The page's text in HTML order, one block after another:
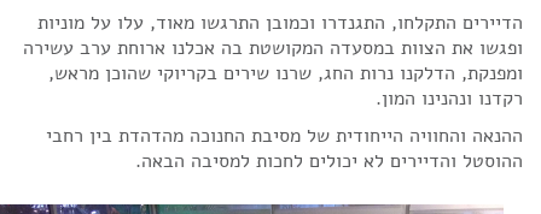
הדיירים התקלחו, התגנדרו וכמובן התרגשו מאוד, עלו על מוניות
ופגשו את הצוות במסעדה המקושטת בה אכלנו ארוחת ערב עשירה
ומפנקת, הדלקנו נרות החג, שרנו שירים בקריוקי שהוכן מראש,
רקדנו ונהנינו המון.
ההנאה והחוויה הייחודית של מסיבת החנוכה מהדהדת בין רחבי
ההוסטל והדיירים לא יכולים לחכות למסיבה הבאה.